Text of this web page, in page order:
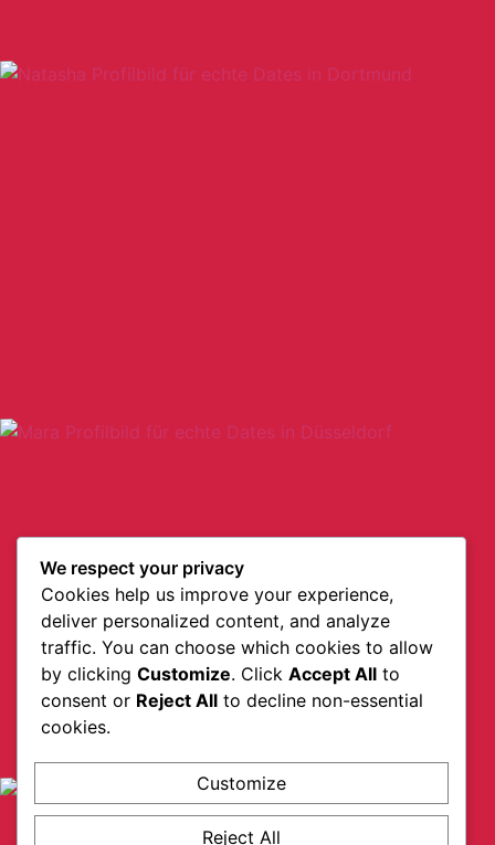
We respect your privacy
Cookies help us improve your experience,
deliver personalized content, and analyze
traffic. You can choose which cookies to allow
by clicking Customize. Click Accept All to
consent or Reject All to decline non-essential
cookies.
Customize
Reject All